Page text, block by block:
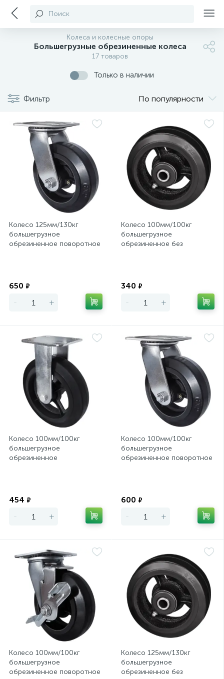
Поиск
Колеса и колесные опоры
Большегрузные обрезиненные колеса
17 товаров
Только в наличии
Фильтр По популярности
Колесо 125мм/130кг
большегрузное
обрезиненное поворотное
650 ₽
- +
Колесо 100мм/100кг
большегрузное
обрезиненное без
340 ₽
- +
Колесо 100мм/100кг
большегрузное
обрезиненное
454 ₽
- +
Колесо 100мм/100кг
большегрузное
обрезиненное поворотное
600 ₽
- +
Колесо 100мм/100кг
большегрузное
обрезиненное поворотное
Колесо 125мм/130кг
большегрузное
обрезиненное без